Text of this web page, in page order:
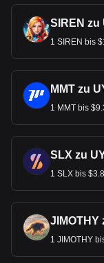
SIREN zu
1 SIREN bis
MMT zu
1 MMT bis
SLX zu
1 SLX bis
JIMOTHY
1 JIMOTHY